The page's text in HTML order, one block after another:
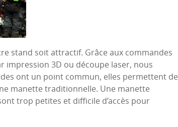
stand soit attractif. Grâce aux commandes
3D ou découpe laser, nous
ont un point commun, elles permettent de
manette traditionnelle. Une manette
trop petites et difficile d’accès pour